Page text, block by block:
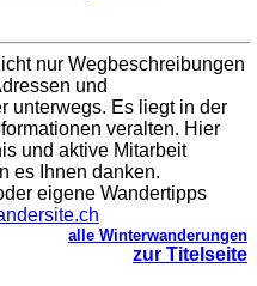
nur Wegbeschreibungen
und
unterwegs. Es liegt in der
veralten. Hier
und aktive Mitarbeit
es Ihnen danken.
eigene Wandertipps
alle Winterwanderungen
zur Titelseite